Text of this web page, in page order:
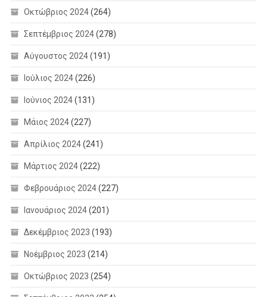
Οκτώβριος 2024(264)
Σεπτέμβριος 2024(278)
Αύγουστος 2024(191)
Ιούλιος 2024(226)
Ιούνιος 2024(131)
Μάιος 2024(227)
Απρίλιος 2024(241)
Μάρτιος 2024(222)
Φεβρουάριος 2024(227)
Ιανουάριος 2024(201)
Δεκέμβριος 2023 (193)
Νοέμβριος 2023 (214)
Οκτώβριος 2023 (254)